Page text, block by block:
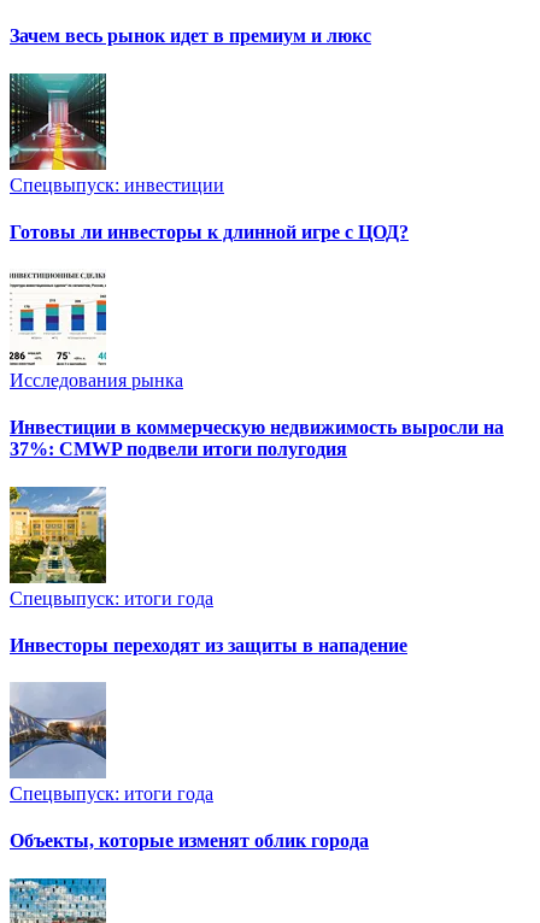
Зачем весь рынок идет в премиум и люкс
Спецвыпуск: инвестиции
Готовы ли инвесторы к длинной игре с ЦОД?
Исследования рынка
Инвестиции в коммерческую недвижимость выросли на
37%: CMWP подвели итоги полугодия
Спецвыпуск: итоги года
Инвесторы переходят из защиты в нападение
Спецвыпуск: итоги года
Объекты, которые изменят облик города